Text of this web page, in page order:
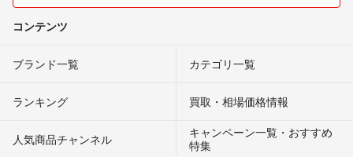
コンテンツ
ブランド一覧 カテゴリ一覧
ランキング 買取・相場価格情報
人気商品チャンネル
キャンペーン一覧・おすすめ
特集